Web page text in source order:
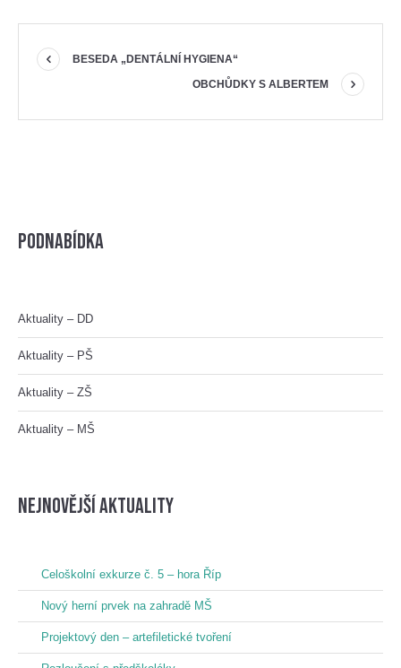
BESEDA „DENTÁLNÍ HYGIENA“
OBCHŮDKY S ALBERTEM
Podnabídka
Aktuality – DD
Aktuality – PŠ
Aktuality – ZŠ
Aktuality – MŠ
nejnovější aktuality
Celoškolní exkurze č. 5 – hora Říp
Nový herní prvek na zahradě MŠ
Projektový den – artefiletické tvoření